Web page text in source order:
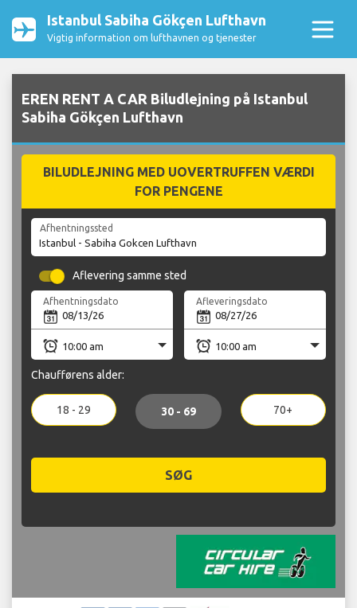
Istanbul Sabiha Gökçen Lufthavn
Vigtig information om lufthavnen og tjenester
EREN RENT A CAR Biludlejning på Istanbul
Sabiha Gökçen Lufthavn
BILUDLEJNING MED UOVERTRUFFEN VÆRDI
FOR PENGENE
Afhentningssted
Aflevering samme sted
Afhentningsdato Afleveringsdato
Chaufførens alder:
18 - 29 30 - 69 70+
SØG